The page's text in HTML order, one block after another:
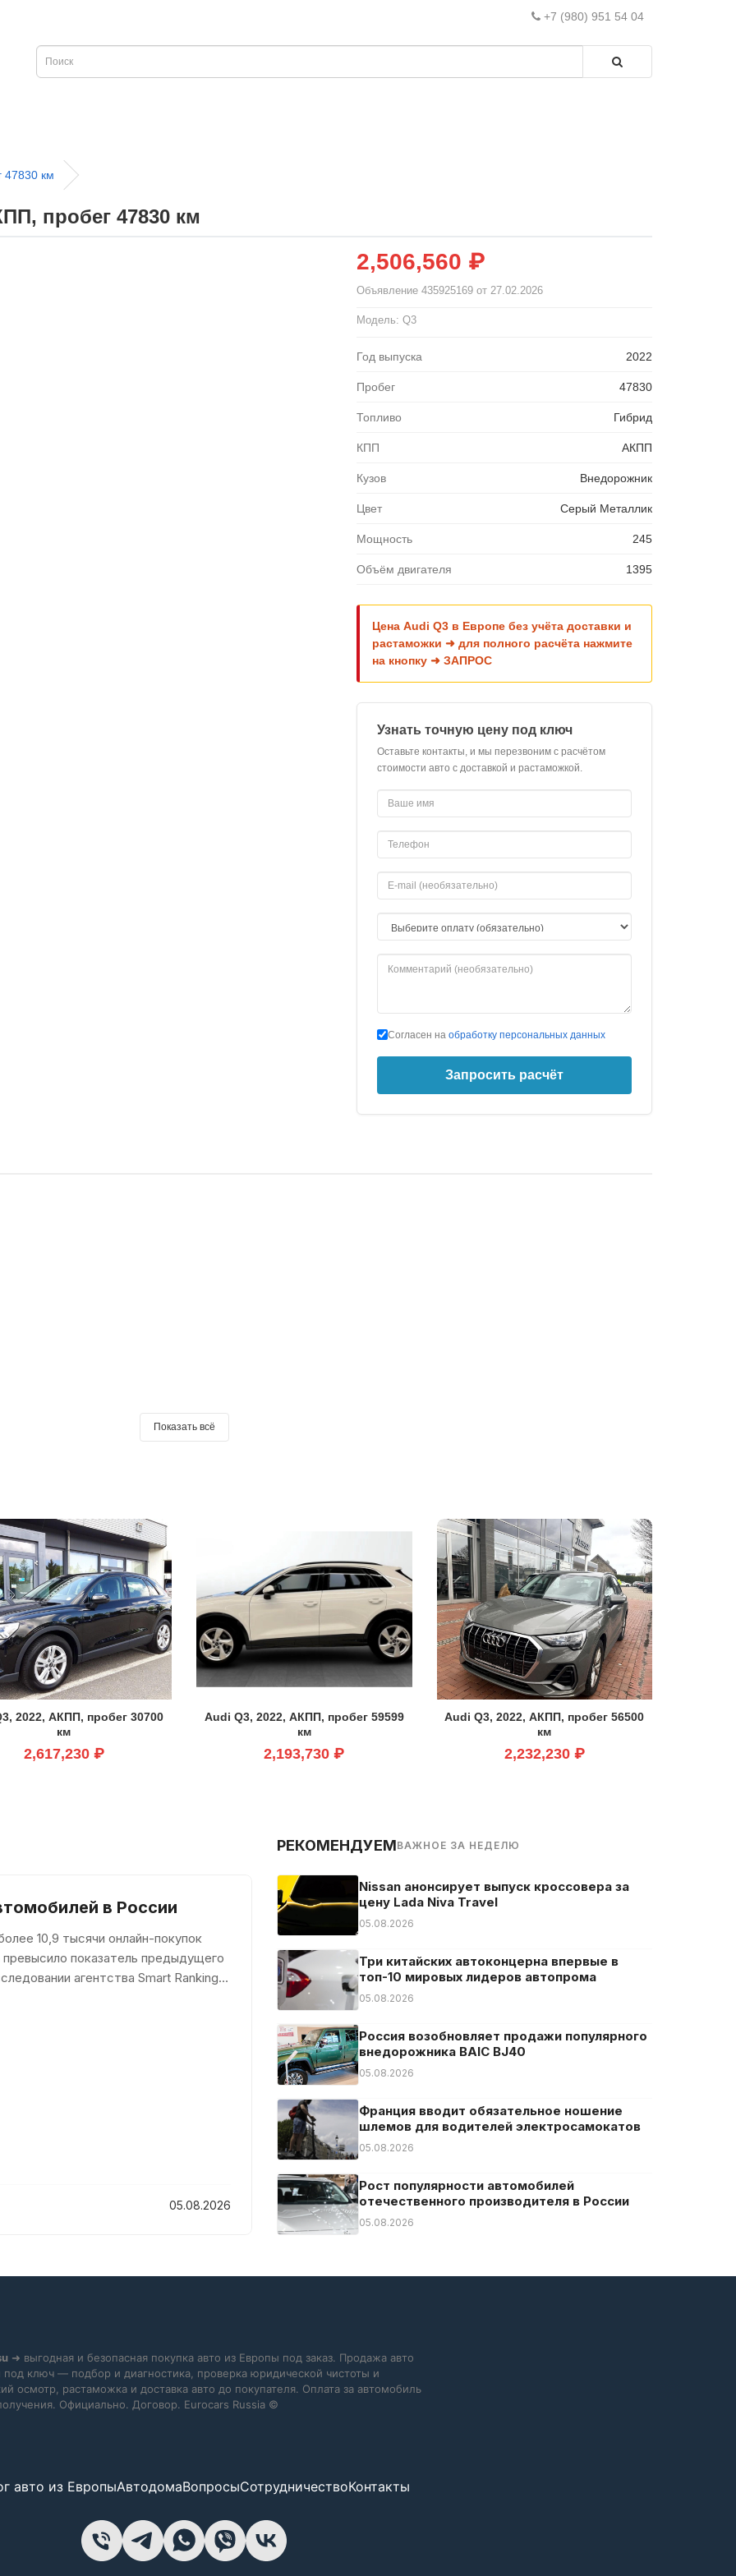
+7 (980) 951 54 04
км
пробег 47830 км
2,506,560 ₽
Объявление 435925169 от 27.02.2026
Модель: Q3
Год выпуска 2022
Пробег 47830
Топливо Гибрид
КПП АКПП
Кузов Внедорожник
Цвет Серый Металлик
Мощность 245
Объём двигателя 1395
Цена Audi Q3 в Европе без учёта доставки и
растаможки ➜ для полного расчёта нажмите
на кнопку ➜ ЗАПРОС
Узнать точную цену под ключ
Оставьте контакты, и мы перезвоним с расчётом
стоимости авто с доставкой и растаможкой.
Согласен на обработку персональных данных
Запросить расчёт
Показать всё
2022, АКПП, пробег 30700
км
2,617,230 ₽
Audi Q3, 2022, АКПП, пробег 59599
км
2,193,730 ₽
Audi Q3, 2022, АКПП, пробег 56500
км
2,232,230 ₽
в России
10,9 тысячи онлайн-покупок
показатель предыдущего
агентства Smart Ranking,
05.08.2026
РЕКОМЕНДУЕМВАЖНОЕ ЗА НЕДЕЛЮ
Nissan анонсирует выпуск кроссовера за
цену Lada Niva Travel
05.08.2026
Три китайских автоконцерна впервые в
топ-10 мировых лидеров автопрома
05.08.2026
Россия возобновляет продажи популярного
внедорожника BAIC BJ40
05.08.2026
Франция вводит обязательное ношение
шлемов для водителей электросамокатов
05.08.2026
Рост популярности автомобилей
отечественного производителя в России
05.08.2026
➜ выгодная и безопасная покупка авто из Европы под заказ. Продажа авто
под ключ — подбор и диагностика, проверка юридической чистоты и
осмотр, растаможка и доставка авто до покупателя. Оплата за автомобиль
Официально. Договор. Eurocars Russia ©
авто из ЕвропыАвтодомаВопросыСотрудничествоКонтакты